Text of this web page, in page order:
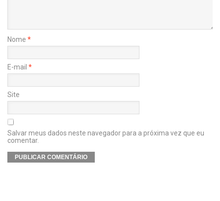
Nome *
E-mail *
Site
Salvar meus dados neste navegador para a próxima vez que eu
comentar.